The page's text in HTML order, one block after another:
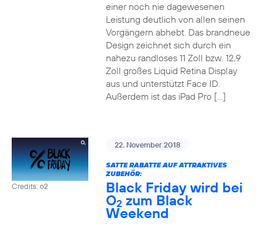
einer noch nie dagewesenen
Leistung deutlich von allen seinen
Vorgängern abhebt. Das brandneue
Design zeichnet sich durch ein
nahezu randloses 11 Zoll bzw. 12,9
Zoll großes Liquid Retina Display
aus und unterstützt Face ID.
Außerdem ist das iPad Pro […]
Credits: o2
22. November 2018
SATTE RABATTE AUF ATTRAKTIVES
ZUBEHÖR:
Black Friday wird bei
O2 zum Black
Weekend